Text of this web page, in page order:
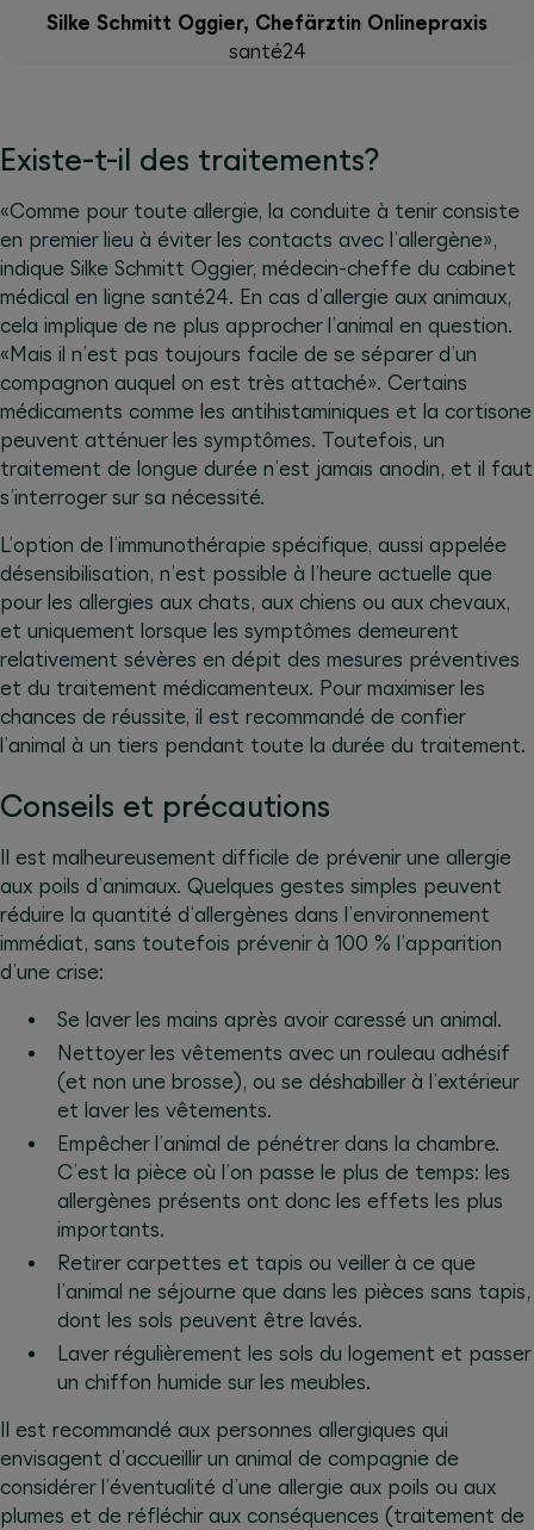
Silke Schmitt Oggier, Chefärztin Onlinepraxis
santé24
Existe-t-il des traitements?
«Comme pour toute allergie, la conduite à tenir consiste
en premier lieu à éviter les contacts avec l’allergène»,
indique Silke Schmitt Oggier, médecin-cheffe du cabinet
médical en ligne santé24. En cas d’allergie aux animaux,
cela implique de ne plus approcher l’animal en question.
«Mais il n’est pas toujours facile de se séparer d’un
compagnon auquel on est très attaché». Certains
médicaments comme les antihistaminiques et la cortisone
peuvent atténuer les symptômes. Toutefois, un
traitement de longue durée n’est jamais anodin, et il faut
s’interroger sur sa nécessité.
L’option de l’immunothérapie spécifique, aussi appelée
désensibilisation, n’est possible à l’heure actuelle que
pour les allergies aux chats, aux chiens ou aux chevaux,
et uniquement lorsque les symptômes demeurent
relativement sévères en dépit des mesures préventives
et du traitement médicamenteux. Pour maximiser les
chances de réussite, il est recommandé de confier
l’animal à un tiers pendant toute la durée du traitement.
Conseils et précautions
Il est malheureusement difficile de prévenir une allergie
aux poils d’animaux. Quelques gestes simples peuvent
réduire la quantité d’allergènes dans l’environnement
immédiat, sans toutefois prévenir à 100 % l’apparition
d’une crise:
Se laver les mains après avoir caressé un animal.
Nettoyer les vêtements avec un rouleau adhésif
(et non une brosse), ou se déshabiller à l’extérieur
et laver les vêtements.
Empêcher l’animal de pénétrer dans la chambre.
C’est la pièce où l’on passe le plus de temps: les
allergènes présents ont donc les effets les plus
importants.
Retirer carpettes et tapis ou veiller à ce que
l’animal ne séjourne que dans les pièces sans tapis,
dont les sols peuvent être lavés.
Laver régulièrement les sols du logement et passer
un chiffon humide sur les meubles.
Il est recommandé aux personnes allergiques qui
envisagent d’accueillir un animal de compagnie de
considérer l’éventualité d’une allergie aux poils ou aux
plumes et de réfléchir aux conséquences (traitement de